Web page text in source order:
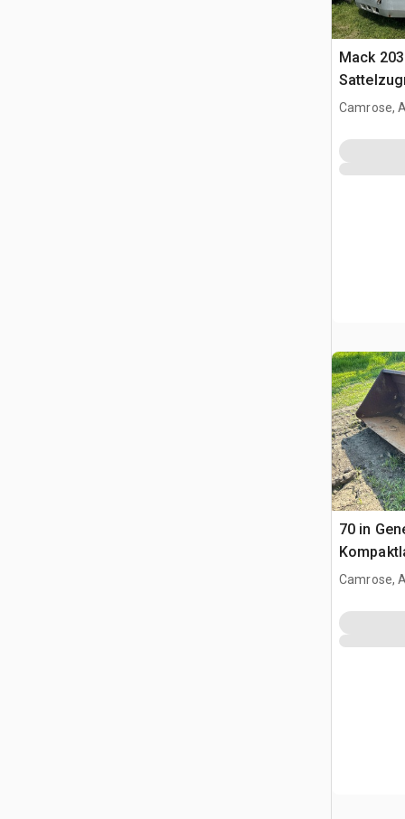
Mack
Camrose,
70 in
Camrose,